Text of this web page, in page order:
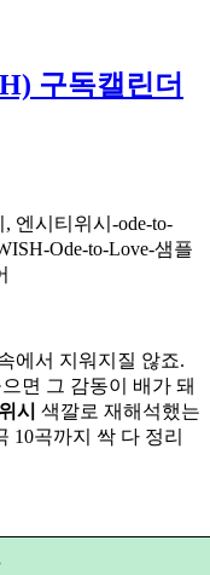
구독캘린더
에서 지워지질 않죠.
면 그 감동이 배가 돼
시 색깔로 재해석했는
10곡까지 싹 다 정리